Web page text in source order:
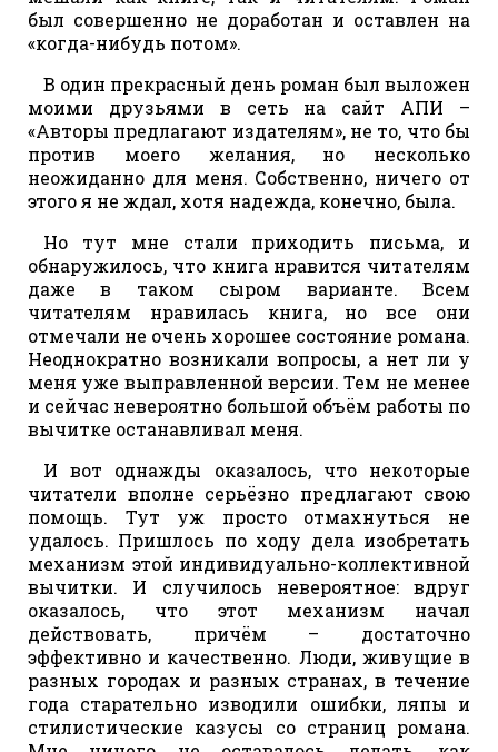
был совершенно не доработан и оставлен на
«когда-нибудь потом».
В один прекрасный день роман был выложен
моими друзьями в сеть на сайт АПИ –
«Авторы предлагают издателям», не то, что бы
против моего желания, но несколько
неожиданно для меня. Собственно, ничего от
этого я не ждал, хотя надежда, конечно, была.
Но тут мне стали приходить письма, и
обнаружилось, что книга нравится читателям
даже в таком сыром варианте. Всем
читателям нравилась книга, но все они
отмечали не очень хорошее состояние романа.
Неоднократно возникали вопросы, а нет ли у
меня уже выправленной версии. Тем не менее
и сейчас невероятно большой объём работы по
вычитке останавливал меня.
И вот однажды оказалось, что некоторые
читатели вполне серьёзно предлагают свою
помощь. Тут уж просто отмахнуться не
удалось. Пришлось по ходу дела изобретать
механизм этой индивидуально-коллективной
вычитки. И случилось невероятное: вдруг
оказалось, что этот механизм начал
действовать, причём – достаточно
эффективно и качественно. Люди, живущие в
разных городах и разных странах, в течение
года старательно изводили ошибки, ляпы и
стилистические казусы со страниц романа.